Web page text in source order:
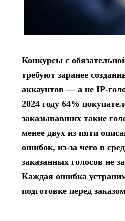
Конкурсы с
требуют заранее
аккаунтов — а не IP-
2024 году 64%
заказывавших такие
менее двух из пяти
ошибок, из-за чего в
заказанных голосов не
Каждая ошибка
подготовке перед